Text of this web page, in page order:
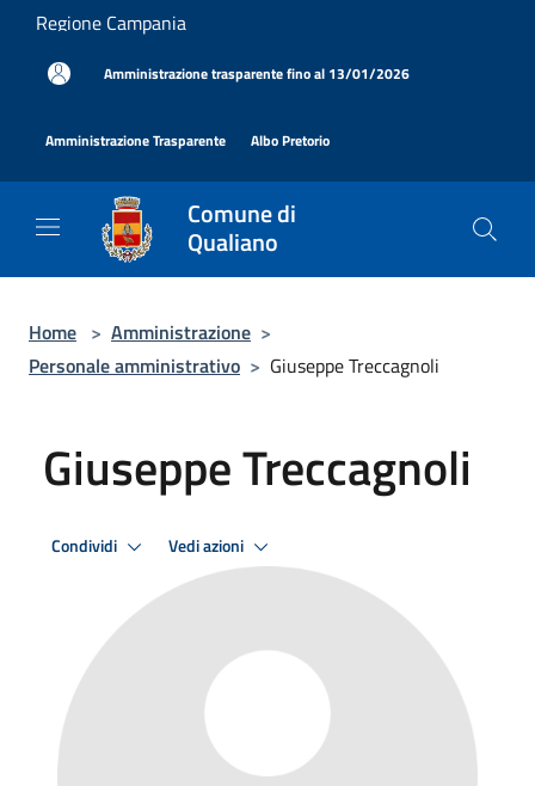
Salta al contenuto principale
Regione Campania
Amministrazione trasparente fino al 13/01/2026
Amministrazione Trasparente Albo Pretorio
Comune di
Qualiano
Home > Amministrazione >
Personale amministrativo > Giuseppe Treccagnoli
Giuseppe Treccagnoli
Condividi Vedi azioni